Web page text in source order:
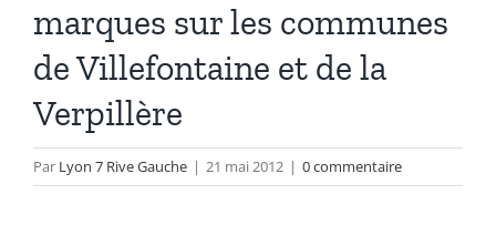
marques sur les communes
de Villefontaine et de la
Verpillère
Par Lyon 7 Rive Gauche | 21 mai 2012 | 0 commentaire